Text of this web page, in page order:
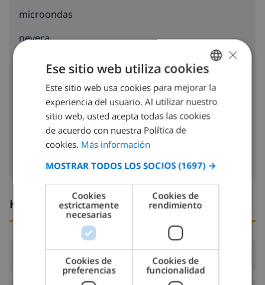
microondas
nevera
tostadora
lavavajillas
lavadora
secadora
Horario de llegada y salida
Llegada:Desde 17:00 antes de 20:00
SPANISH
DUTCH
FRENCH
GERMAN
CATALAN
ITALIAN
DANISH
×
Ese sitio web utiliza cookies
Este sitio web usa cookies para mejorar la
experiencia del usuario. Al utilizar nuestro
sitio web, usted acepta todas las cookies
de acuerdo con nuestra Política de
cookies. Más información
MOSTRAR TODOS LOS SOCIOS (1697) →
Cookies
estrictamente
necesarias
Cookies de
rendimiento
Cookies de
preferencias
Cookies de
funcionalidad